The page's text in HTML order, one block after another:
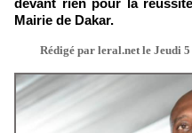
devant rien pour la
Mairie de Dakar.
Rédigé par leral.net le Jeudi